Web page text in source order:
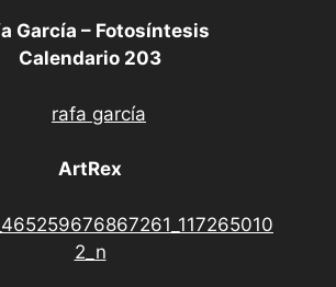
García – Fotosíntesis
Calendario 203
ArtRex